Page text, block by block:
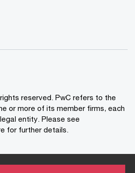
reserved. PwC refers to the
or more of its member firms, each
entity. Please see
for further details.